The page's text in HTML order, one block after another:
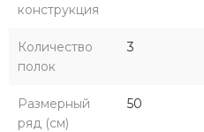
конструкция
Количество
полок
3
Размерный
ряд (см)
50